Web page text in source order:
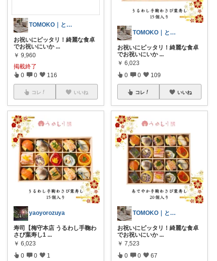
TOMOKO｜ときめきセレクト
お祝いにピッタリ！綺麗な食卓
でお祝いにいか ...
￥ 9,960
掲載終了
0 0 116
コレ いいね
yaoyorozuya
寿司【梅守本店 うるわし手鞠わ
さび葉寿し1 ...
￥ 6,023
0 0 1
TOMOKO｜ときめきセレクト
お祝いにピッタリ！綺麗な食卓
でお祝いにいか ...
￥ 6,023
0 0 109
コレ いいね
TOMOKO｜ときめきセレクト
お祝いにピッタリ！綺麗な食卓
でお祝いにいか ...
￥ 7,523
0 0 67